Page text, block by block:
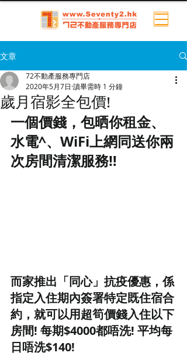
文章
歲月宿影全包價!
72不動產服務專門店
2020年5月7日 讀畢需時 1 分鐘
一個價錢，包晒你租金、
水電^、WiFi上網同送你兩
次房間清潔服務‼️
而家推出 「同心」 抗疫優惠，係
指定入住期內簽署特定既住宿合
約，就可以用超筍價錢入住以下
房間! 每期$4000都唔洗! 平均每
日唔洗$140!